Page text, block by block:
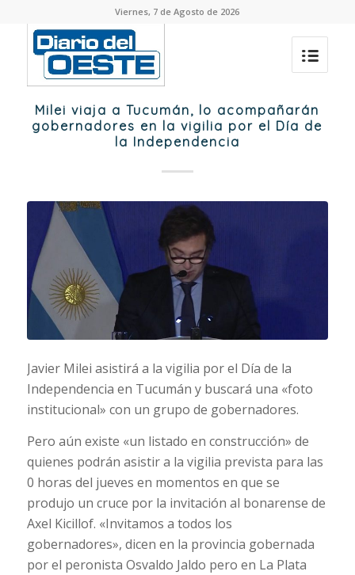
Viernes, 7 de Agosto de 2026
Milei viaja a Tucumán, lo acompañarán
gobernadores en la vigilia por el Día de
la Independencia
Javier Milei asistirá a la vigilia por el Día de la
Independencia en Tucumán y buscará una «foto
institucional» con un grupo de gobernadores.
Pero aún existe «un listado en construcción» de
quienes podrán asistir a la vigilia prevista para las
0 horas del jueves en momentos en que se
produjo un cruce por la invitación al bonarense de
Axel Kicillof. «Invitamos a todos los
gobernadores», dicen en la provincia gobernada
por el peronista Osvaldo Jaldo pero en La Plata